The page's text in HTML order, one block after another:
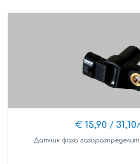
€ 15,90 / 31,10
Датчик фаза